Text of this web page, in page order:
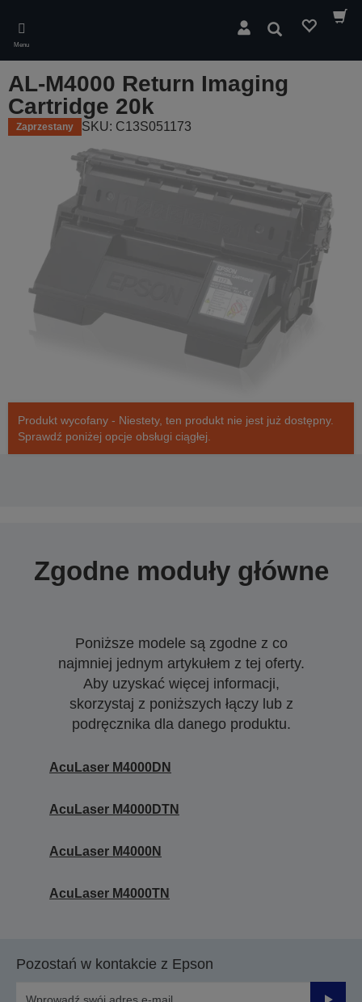
main
content
Menu
Wyszukaj
AL-M4000 Return Imaging
Cartridge 20k
Zaprzestany SKU: C13S051173
Produkt wycofany - Niestety, ten produkt nie jest już dostępny.
Sprawdź poniżej opcje obsługi ciągłej.
Zgodne moduły główne
Poniższe modele są zgodne z co
najmniej jednym artykułem z tej oferty.
Aby uzyskać więcej informacji,
skorzystaj z poniższych łączy lub z
podręcznika dla danego produktu.
AcuLaser M4000DN
AcuLaser M4000DTN
AcuLaser M4000N
AcuLaser M4000TN
Pozostań w kontakcie z Epson